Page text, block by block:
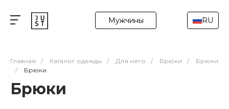
Мужчины RU
Главная / Каталог одежды / Для него / Брюки /
Брюки
/
Брюки
Брюки